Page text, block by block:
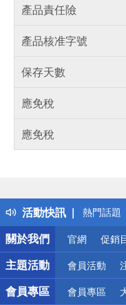
產品責任險
產品核准字號
保存天數
應免稅
應免稅
活動快訊
得獎公告
熱門話題
銀行優惠
偏遠地區
詐騙網頁
關於我們
官網 促銷
主題活動 會員活動
會員專區 會員專區